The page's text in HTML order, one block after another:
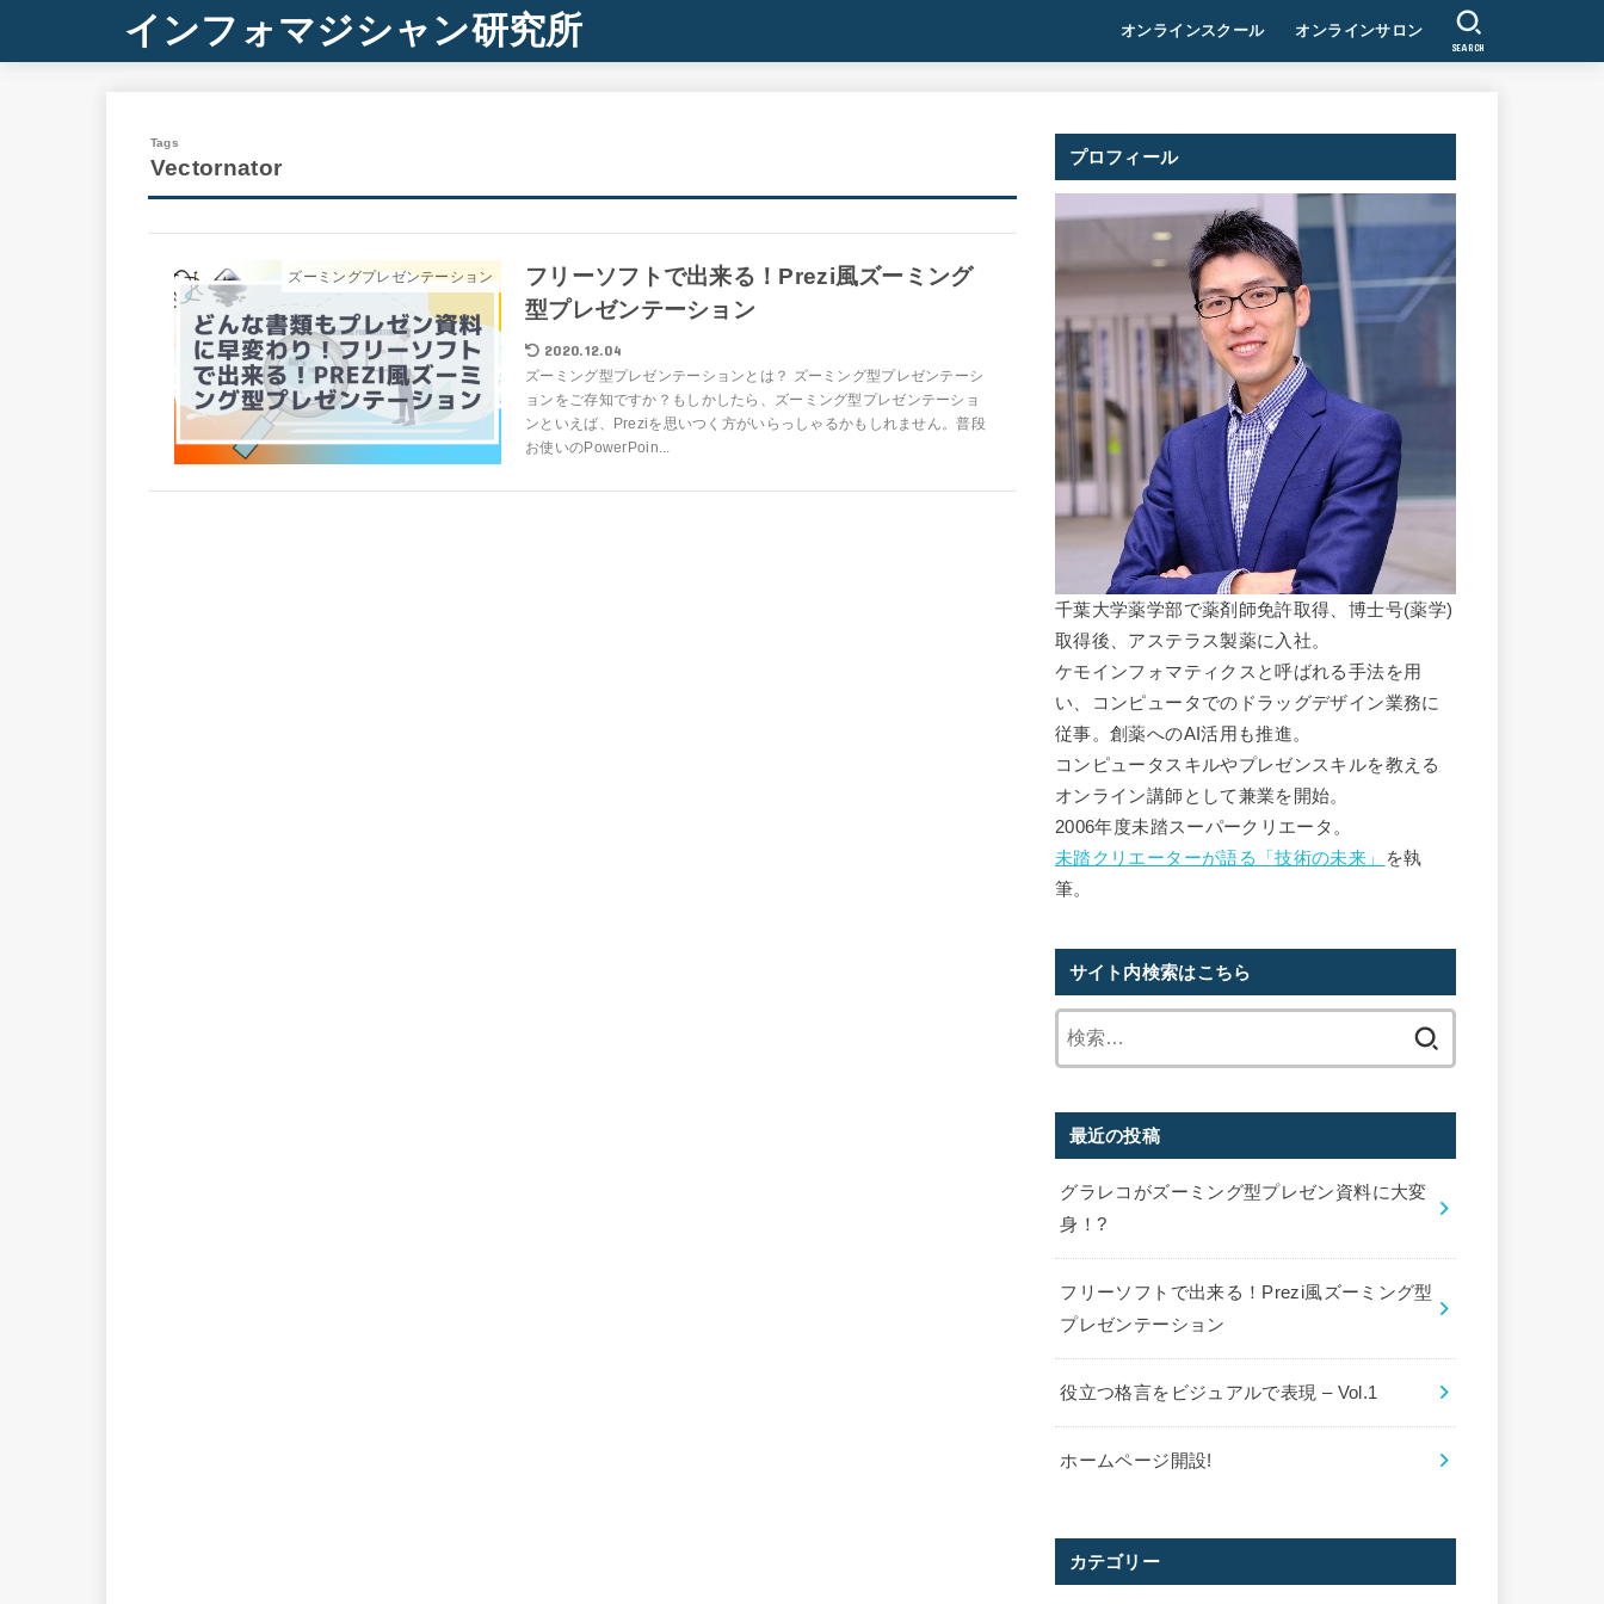
インフォマジシャン研究所 オンラインスクール オンラインサロン
SEARCH
Vectornator
ズーミングプレゼンテーション
フリーソフトで出来る！Prezi風ズーミング
型プレゼンテーション
2020.12.04
ズーミング型プレゼンテーションとは？ ズーミング型プレゼンテーシ
ョンをご存知ですか？もしかしたら、ズーミング型プレゼンテーショ
ンといえば、Preziを思いつく方がいらっしゃるかもしれません。普段
お使いのPowerPoin...
プロフィール
千葉大学薬学部で薬剤師免許取得、博士号(薬学)
取得後、アステラス製薬に入社。
ケモインフォマティクスと呼ばれる手法を用
い、コンピュータでのドラッグデザイン業務に
従事。創薬へのAI活用も推進。
コンピュータスキルやプレゼンスキルを教える
オンライン講師として兼業を開始。
2006年度未踏スーパークリエータ。
未踏クリエーターが語る「技術の未来」
を執
筆。
サイト内検索はこちら
最近の投稿
グラレコがズーミング型プレゼン資料に大変
身！?
フリーソフトで出来る！Prezi風ズーミング型
プレゼンテーション
役立つ格言をビジュアルで表現 – Vol.1
ホームページ開設!
カテゴリー